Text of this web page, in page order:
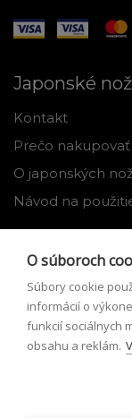
Japonské
Kontakt
Prečo nakupovať
O japonských
Návod na
Môj profil
Zabudnuté heslo
O súboroch
Súbory cookie
informácií o
funkcií sociálnych
obsahu a reklám.